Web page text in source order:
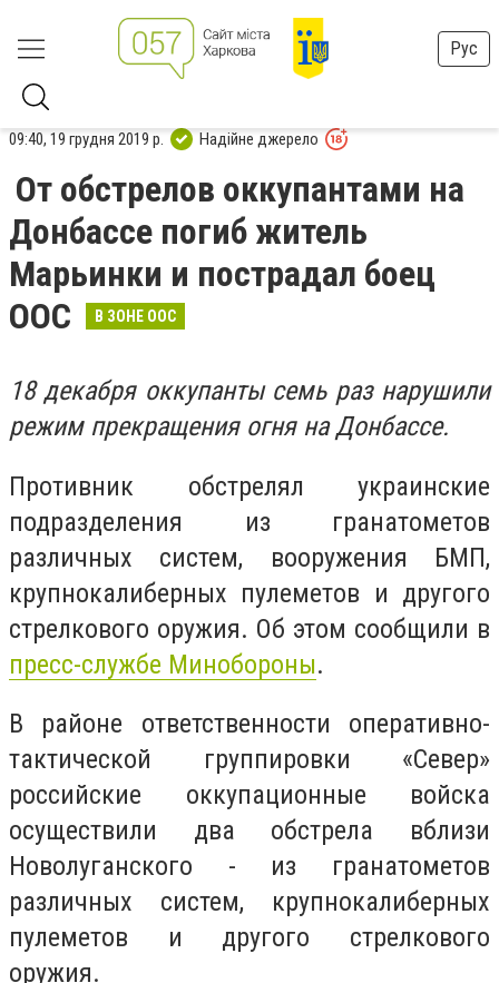
Рус
09:40, 19 грудня 2019 р. Надійне джерело
От обстрелов оккупантами на
Донбассе погиб житель
Марьинки и пострадал боец
ООС
В ЗОНЕ ООС
18 декабря оккупанты семь раз нарушили
режим прекращения огня на Донбассе.
Противник обстрелял украинские
подразделения из гранатометов
различных систем, вооружения БМП,
крупнокалиберных пулеметов и другого
стрелкового оружия. Об этом сообщили в
пресс-службе Минобороны.
В районе ответственности оперативно-
тактической группировки «Север»
российские оккупационные войска
осуществили два обстрела вблизи
Новолуганского - из гранатометов
различных систем, крупнокалиберных
пулеметов и другого стрелкового
оружия.